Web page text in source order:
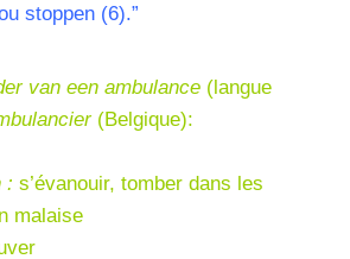
stoppen (6).”
van een ambulance (langue
(Belgique):
: s’évanouir, tomber dans les
malaise